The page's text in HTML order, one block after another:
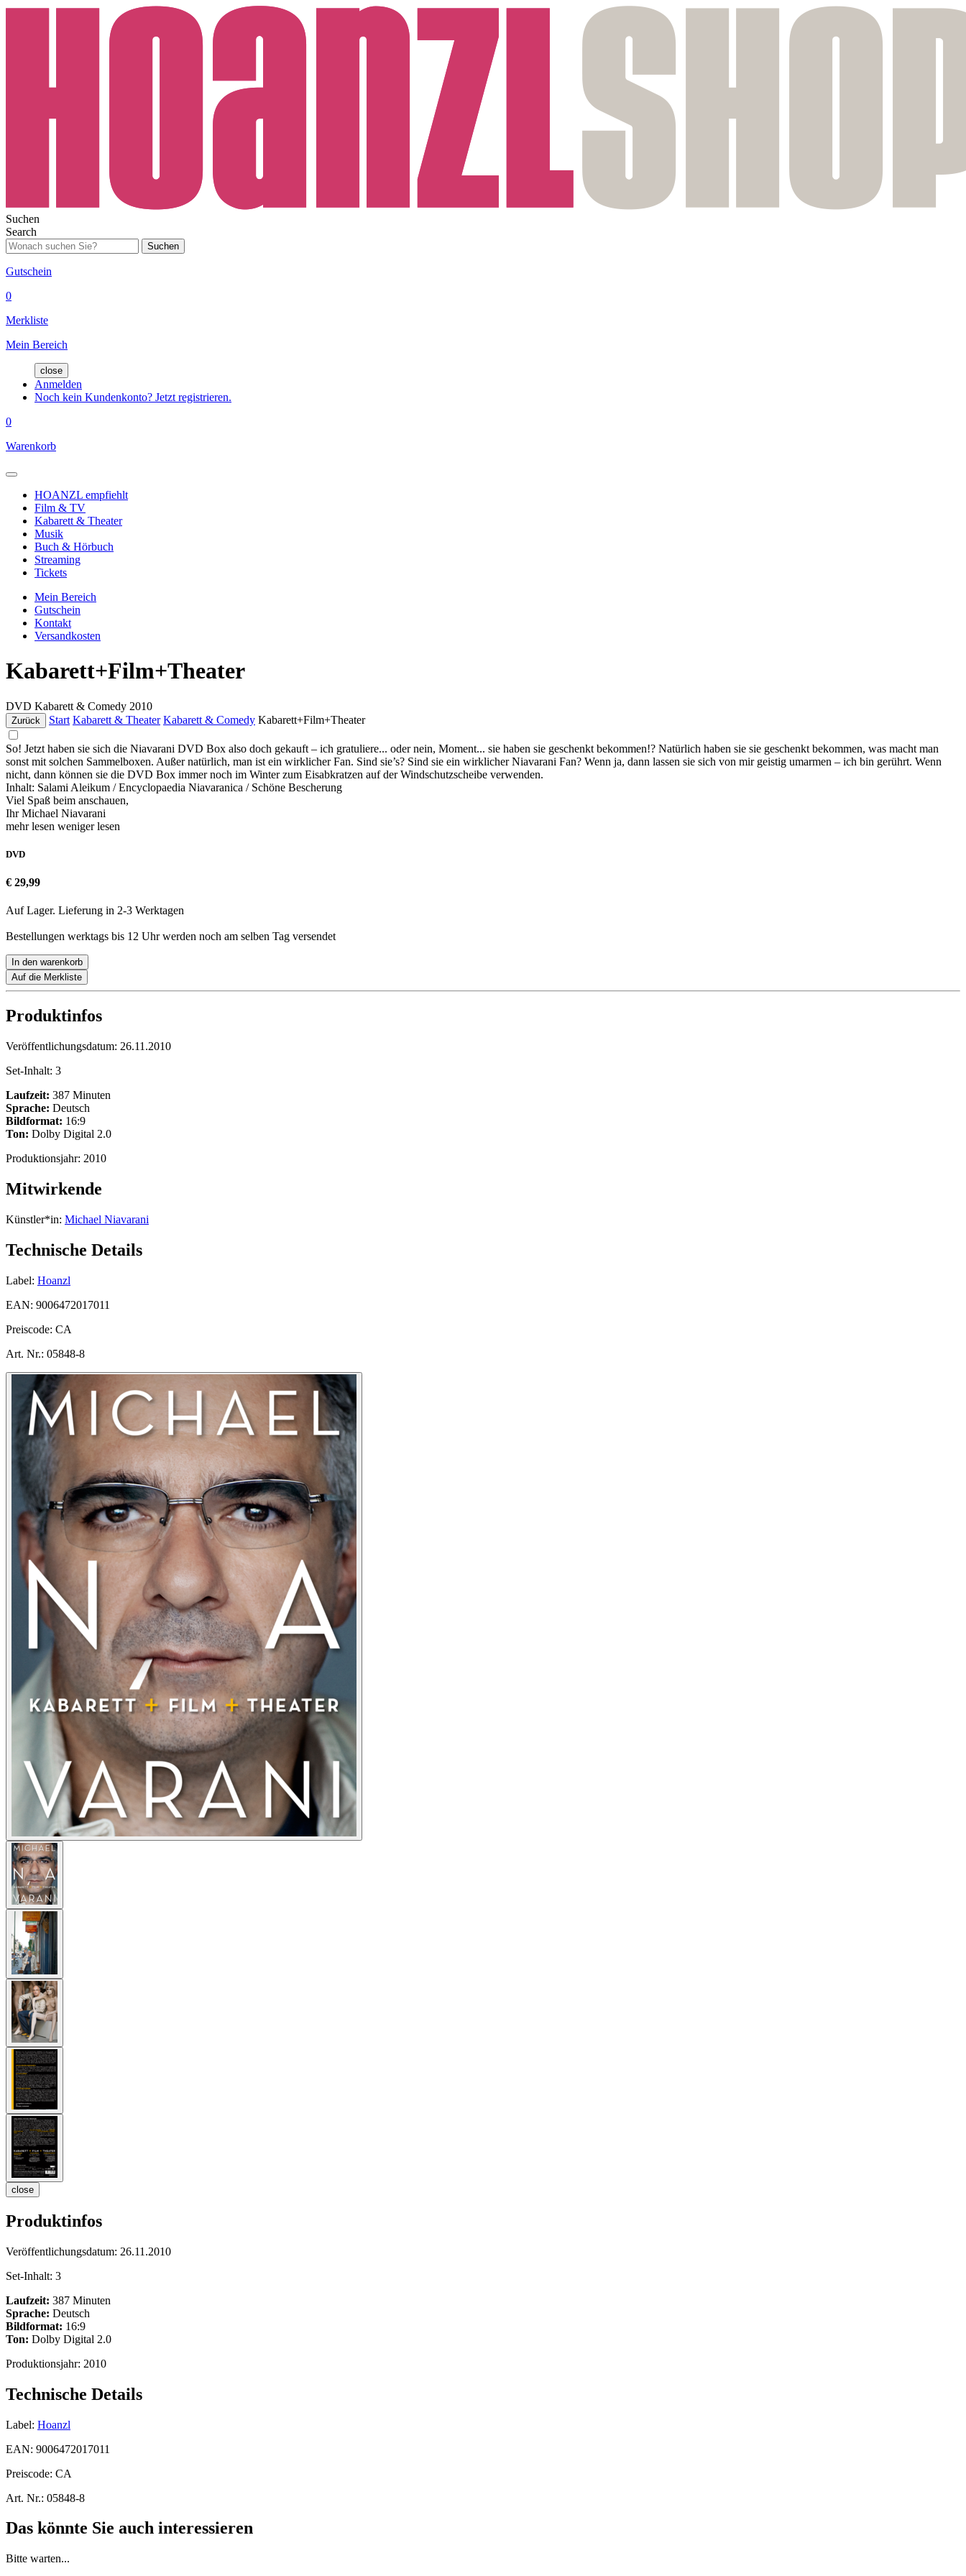
Suchen
Search
Suchen
Gutschein
0
Merkliste
Mein Bereich
close
Anmelden
Noch kein Kundenkonto? Jetzt registrieren.
0
Warenkorb
HOANZL empfiehlt
Film & TV
Kabarett & Theater
Musik
Buch & Hörbuch
Streaming
Tickets
Mein Bereich
Gutschein
Kontakt
Versandkosten
Kabarett+Film+Theater
DVD Kabarett & Comedy 2010
Zurück Start Kabarett & Theater Kabarett & Comedy Kabarett+Film+Theater
So! Jetzt haben sie sich die Niavarani DVD Box also doch gekauft – ich gratuliere... oder nein, Moment... sie haben sie geschenkt bekommen!? Natürlich haben sie sie geschenkt bekommen, was macht man
sonst mit solchen Sammelboxen. Außer natürlich, man ist ein wirklicher Fan. Sind sie’s? Sind sie ein wirklicher Niavarani Fan? Wenn ja, dann lassen sie sich von mir geistig umarmen – ich bin gerührt. Wenn
nicht, dann können sie die DVD Box immer noch im Winter zum Eisabkratzen auf der Windschutzscheibe verwenden.
Inhalt: Salami Aleikum / Encyclopaedia Niavaranica / Schöne Bescherung
Viel Spaß beim anschauen,
Ihr Michael Niavarani
mehr lesen weniger lesen
DVD
€ 29,99
Auf Lager. Lieferung in 2-3 Werktagen
Bestellungen werktags bis 12 Uhr werden noch am selben Tag versendet
In den warenkorb
Auf die Merkliste
Produktinfos
Veröffentlichungsdatum: 26.11.2010
Set-Inhalt: 3
Laufzeit: 387 Minuten
Sprache: Deutsch
Bildformat: 16:9
Ton: Dolby Digital 2.0
Produktionsjahr: 2010
Mitwirkende
Künstler*in: Michael Niavarani
Technische Details
Label: Hoanzl
EAN: 9006472017011
Preiscode: CA
Art. Nr.: 05848-8
close
Produktinfos
Veröffentlichungsdatum: 26.11.2010
Set-Inhalt: 3
Laufzeit: 387 Minuten
Sprache: Deutsch
Bildformat: 16:9
Ton: Dolby Digital 2.0
Produktionsjahr: 2010
Technische Details
Label: Hoanzl
EAN: 9006472017011
Preiscode: CA
Art. Nr.: 05848-8
Das könnte Sie auch interessieren
Bitte warten...